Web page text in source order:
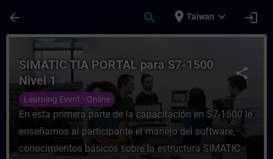
arrow_back search place Taiwan expand_more login
課程 - SIMATIC TIA PORTAL para S7-
share
SIMATIC TIA PORTAL para S7-1500
Nivel 1
Learning Event - Online
En esta primera parte de la capacitación en S7-1500 le
enseñamos al participante el manejo del software,
conocimientos básicos sobre la estructura SIMATIC